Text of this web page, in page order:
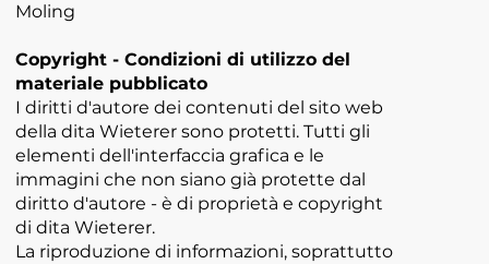
Moling
Copyright - Condizioni di utilizzo del
materiale pubblicato
I diritti d'autore dei contenuti del sito web
della dita Wieterer sono protetti. Tutti gli
elementi dell'interfaccia grafica e le
immagini che non siano già protette dal
diritto d'autore - è di proprietà e copyright
di dita Wieterer.
La riproduzione di informazioni, soprattutto